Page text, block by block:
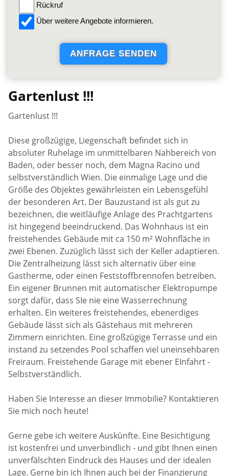
Rückruf
Über weitere Angebote informieren.
Gartenlust !!!
Gartenlust !!!
Diese großzügige, Liegenschaft befindet sich in
absoluter Ruhelage im unmittelbaren Nahbereich von
Baden, oder besser noch, dem Magna Racino und
selbstverständlich Wien. Die einmalige Lage und die
Größe des Objektes gewährleisten ein Lebensgefühl
der besonderen Art. Der Bauzustand ist als gut zu
bezeichnen, die weitläufige Anlage des Prachtgartens
ist hingegend beeindruckend. Das Wohnhaus ist ein
freistehendes Gebäude mit ca 150 m² Wohnfläche in
zwei Ebenen. Zuzüglich lässt sich der Keller adaptieren.
Die Zentralheizung lässt sich alternativ über eine
Gastherme, oder einen Feststoffbrennofen betreiben.
Ein eigener Brunnen mit automatischer Elektropumpe
sorgt dafür, dass SIe nie eine Wasserrechnung
erhalten. Ein weiteres freistehendes, ebenerdiges
Gebäude lässt sich als Gästehaus mit mehreren
Zimmern einrichten. Eine großzügige Terrasse und ein
instand zu setzendes Pool schaffen viel uneinsehbaren
Freiraum. Freistehende Garage mit ebener EInfahrt -
Selbstverständlich.
Haben Sie Interesse an dieser Immobilie? Kontaktieren
Sie mich noch heute!
Gerne gebe ich weitere Auskünfte. Eine Besichtigung
ist kostenfrei und unverbindlich - und gibt Ihnen einen
unverfälschten Eindruck des Hauses und der idealen
Lage. Gerne bin ich Ihnen auch bei der Finanzierung